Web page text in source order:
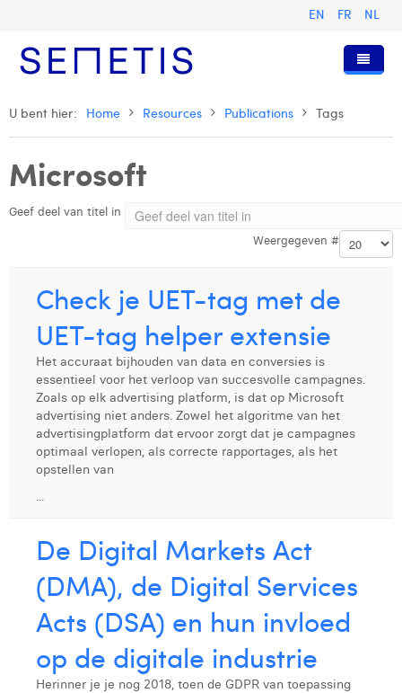
EN FR NL
Home
Diensten
Digital Advertising
Digital Business Intelligence
Trainingen
Wie zijn wij
Onze Geschiedenis
Anouk Allegaert
Arthur Collard
Camille Servais
Charlie Deschamps
Dhan Claes
Diane Tremouroux
Edouard Polet
Elio Civalleri
Eliott Pousset
Floriane Defacqz
Glenn Vanderlinden
Hanne Van Loock
Onze Waarden
Omnicom Media Group
Certificeringen
Pers & Publicaties
Presentaties en Cases
Persberichten
Vacatures
Strategy Director
Digital Business Analyst
Digital Business Consultant NL
Digital Business Intern
Contact
U bent hier: Home Resources Publications Tags
Microsoft
Geef deel van titel in
Weergegeven #
Check je UET-tag met de
UET-tag helper extensie
Het accuraat bijhouden van data en conversies is
essentieel voor het verloop van succesvolle campagnes.
Zoals op elk advertising platform, is dat op Microsoft
advertising niet anders. Zowel het algoritme van het
advertisingplatform dat ervoor zorgt dat je campagnes
optimaal verlopen, als correcte rapportages, als het
opstellen van
...
De Digital Markets Act
(DMA), de Digital Services
Acts (DSA) en hun invloed
op de digitale industrie
Herinner je je nog 2018, toen de GDPR van toepassing